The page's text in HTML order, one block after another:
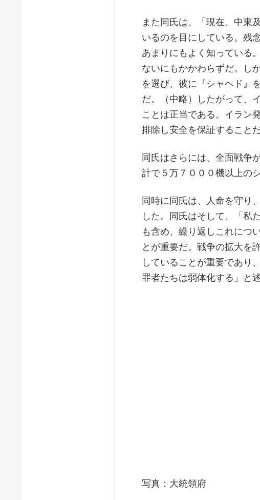
また同氏は、「現在、中東
いるのを目にしている。残
あまりにもよく知っている
ないにもかかわらずだ。し
を選び、彼に『シャヘド』
だ。（中略）したがって、
ことは正当である。イラン
排除し安全を保証すること
同氏はさらには、全面戦争
計で５万７０００機以上の
同時に同氏は、人命を守り
した。同氏はそして、「私
も含め、繰り返しこれにつ
とが重要だ。戦争の拡大を
していることが重要であり
罪者たちは弱体化する」と述
写真：大統領府